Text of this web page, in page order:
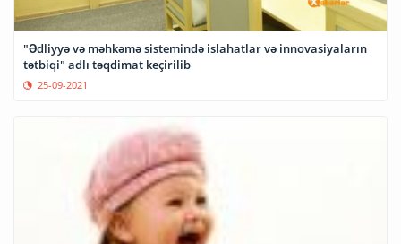
"Ədliyyə və məhkəmə sistemində islahatlar və innovasiyaların
tətbiqi" adlı təqdimat keçirilib
25-09-2021